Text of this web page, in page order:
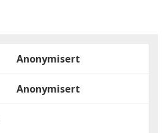
Anonymisert
Anonymisert